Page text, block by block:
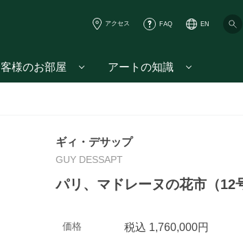
アクセス FAQ
EN
様のお部屋 アートの知識
ギィ・デサップ
GUY DESSAPT
パリ、マドレーヌの花市（12
価格 税込 1,760,000円